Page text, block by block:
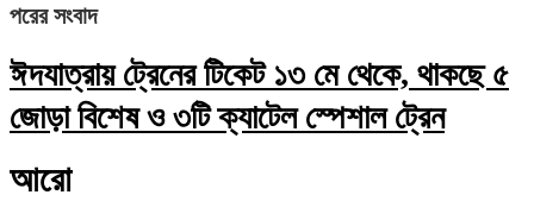
পরের সংবাদ
ঈদযাত্রায় ট্রেনের টিকেট ১৩ মে থেকে, থাকছে ৫
জোড়া বিশেষ ও ৩টি ক্যাটেল স্পেশাল ট্রেন
আরো